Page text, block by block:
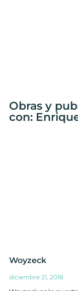
Obras y
con:
Woyzeck
diciembre 21, 2018